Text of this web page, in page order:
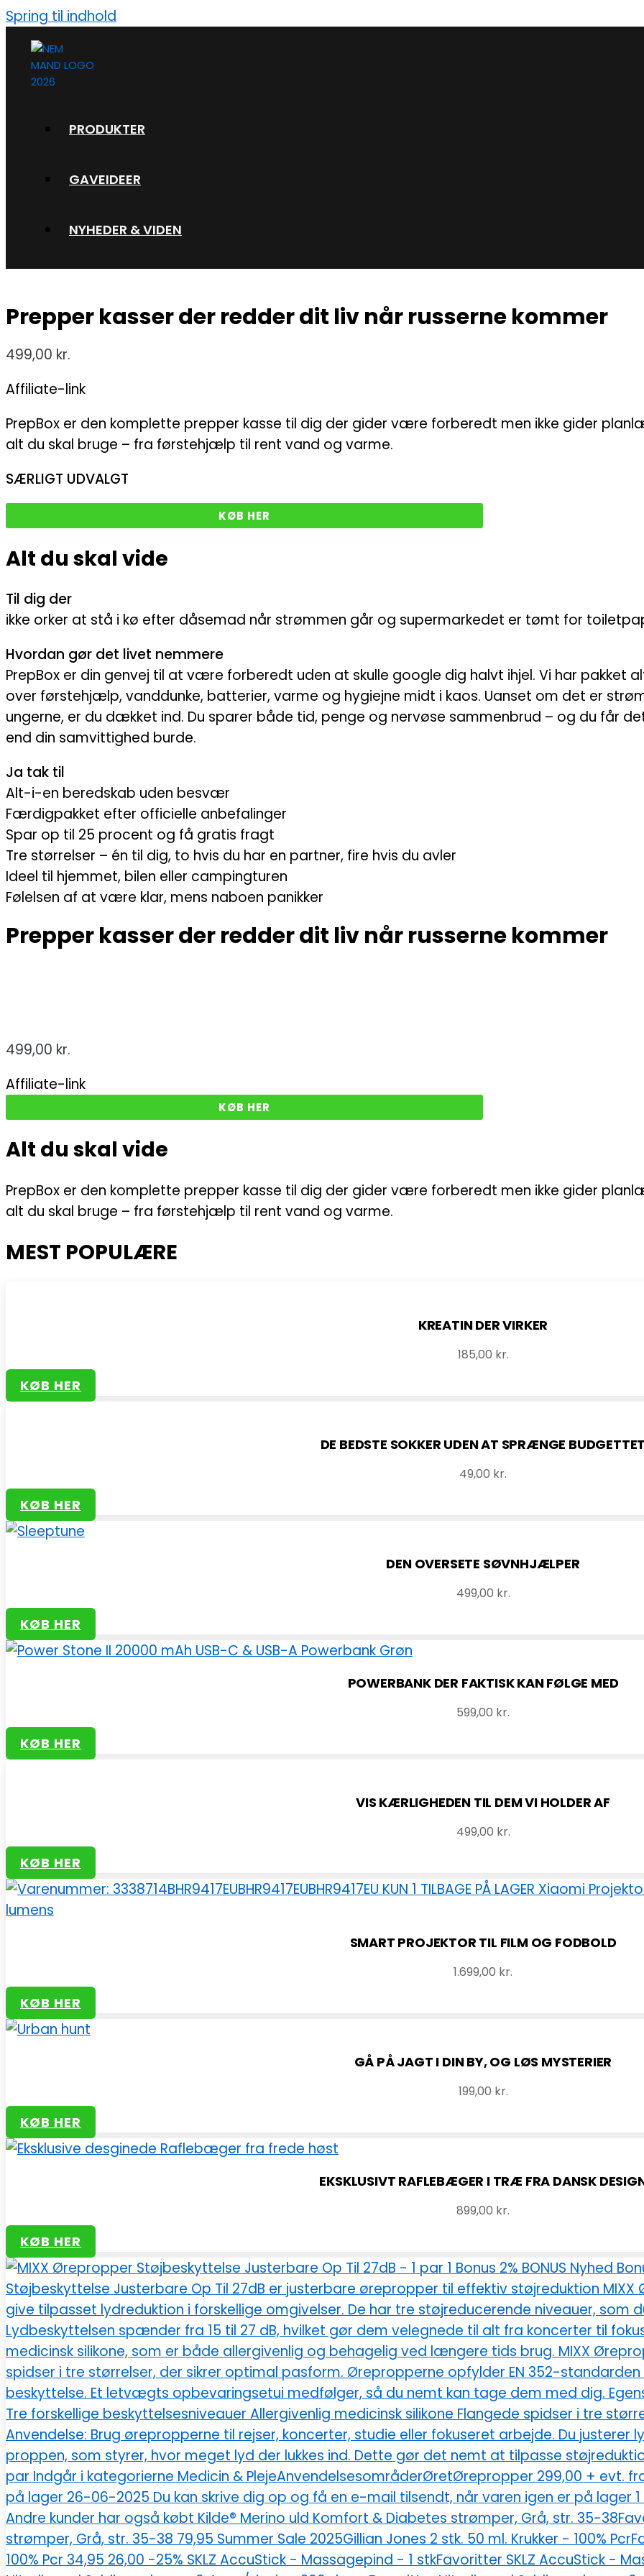
Spring til indhold
til
PRODUKTER
GAVEIDEER
NYHEDER & VIDEN
Prepper kasser der redder dit liv når russerne kommer
499,00 kr.
Affiliate-link
PrepBox er den komplette prepper kasse til dig der gider være forberedt men ikke gider
alt du skal bruge – fra førstehjælp til rent vand og varme.
SÆRLIGT UDVALGT
KØB HER
Alt du skal vide
Til dig der
ikke orker at stå i kø efter dåsemad når strømmen går og supermarkedet er tømt for
Hvordan gør det livet nemmere
PrepBox er din genvej til at være forberedt uden at skulle google dig halvt ihjel. Vi har pakket
over førstehjælp, vanddunke, batterier, varme og hygiejne midt i kaos. Uanset om det er
ungerne, er du dækket ind. Du sparer både tid, penge og nervøse sammenbrud – og du får
end din samvittighed burde.
Ja tak til
Alt-i-en beredskab uden besvær
Færdigpakket efter officielle anbefalinger
Spar op til 25 procent og få gratis fragt
Tre størrelser – én til dig, to hvis du har en partner, fire hvis du avler
Ideel til hjemmet, bilen eller campingturen
Følelsen af at være klar, mens naboen panikker
Prepper kasser der redder dit liv når russerne kommer
499,00 kr.
Affiliate-link
KØB HER
Alt du skal vide
PrepBox er den komplette prepper kasse til dig der gider være forberedt men ikke gider
alt du skal bruge – fra førstehjælp til rent vand og varme.
MEST POPULÆRE
KREATIN DER VIRKER
185,00 kr.
KØB HER
DE BEDSTE SOKKER UDEN AT SPRÆNGE
49,00 kr.
KØB HER
DEN OVERSETE SØVNHJÆLPER
499,00 kr.
KØB HER
POWERBANK DER FAKTISK KAN FØLGE MED
599,00 kr.
KØB HER
VIS KÆRLIGHEDEN TIL DEM VI HOLDER AF
499,00 kr.
KØB HER
SMART PROJEKTOR TIL FILM OG FODBOLD
1.699,00 kr.
KØB HER
GÅ PÅ JAGT I DIN BY, OG LØS MYSTERIER
199,00 kr.
KØB HER
EKSKLUSIVT RAFLEBÆGER I TRÆ FRA DANSK
899,00 kr.
KØB HER